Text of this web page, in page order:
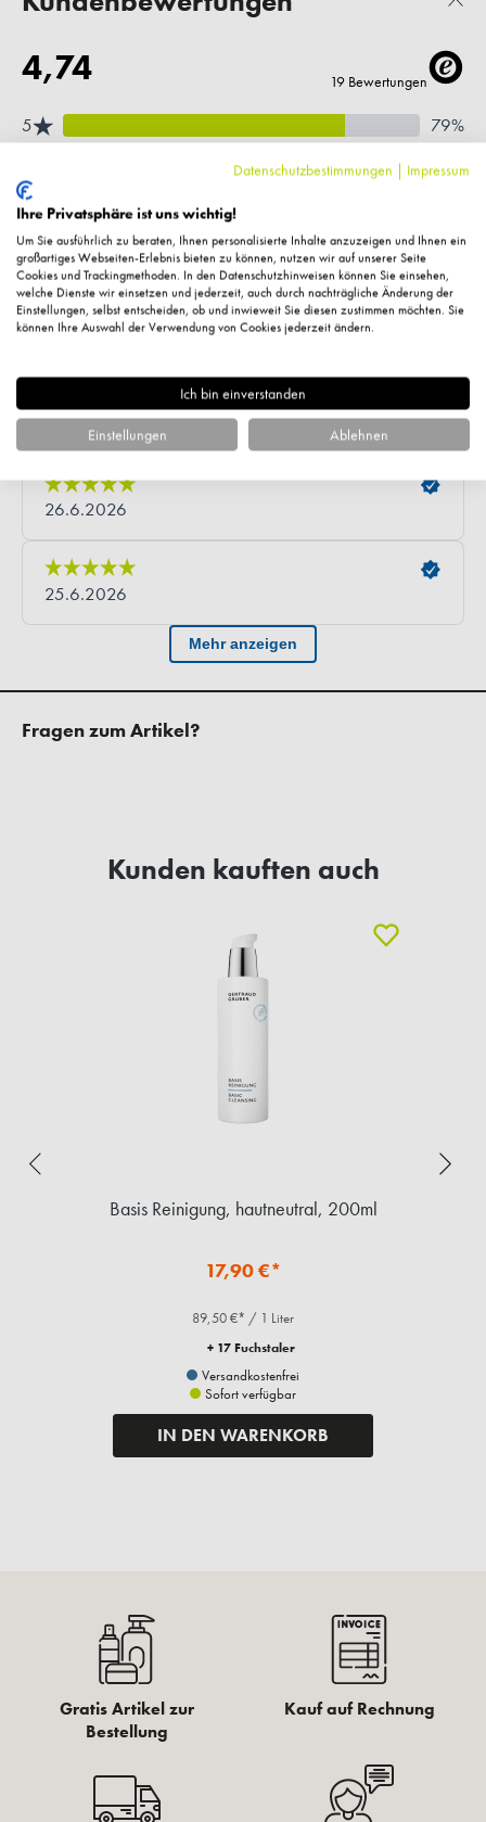
Fragen zum Artikel?
Kunden kauften auch
Basis Reinigung, hautneutral, 200ml
17,90 €*
89,50 €* / 1 Liter
+ 17 Fuchstaler
Versandkostenfrei
Sofort verfügbar
IN DEN WARENKORB
Gratis Artikel zur
Bestellung
Kauf auf Rechnung
Datenschutzbestimmungen | Impressum
Ihre Privatsphäre ist uns wichtig!
Um Sie ausführlich zu beraten, Ihnen personalisierte Inhalte anzuzeigen und Ihnen ein
großartiges Webseiten-Erlebnis bieten zu können, nutzen wir auf unserer Seite
Cookies und Trackingmethoden. In den Datenschutzhinweisen können Sie einsehen,
welche Dienste wir einsetzen und jederzeit, auch durch nachträgliche Änderung der
Einstellungen, selbst entscheiden, ob und inwieweit Sie diesen zustimmen möchten. Sie
können Ihre Auswahl der Verwendung von Cookies jederzeit ändern.
Ich bin einverstanden
Einstellungen Ablehnen